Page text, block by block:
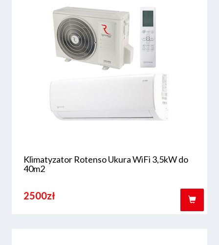
Klimatyzator Rotenso Ukura WiFi 3,5kW do
40m2
2500zł